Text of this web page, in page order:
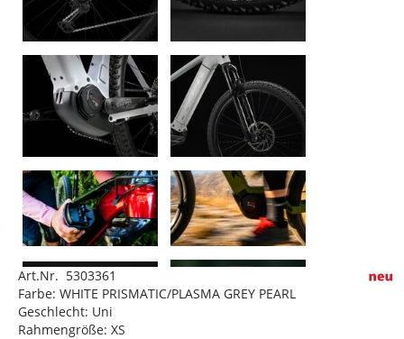
Art.Nr. 5303361
Farbe: WHITE PRISMATIC/PLASMA GREY PEARL
Geschlecht: Uni
Rahmengröße: XS